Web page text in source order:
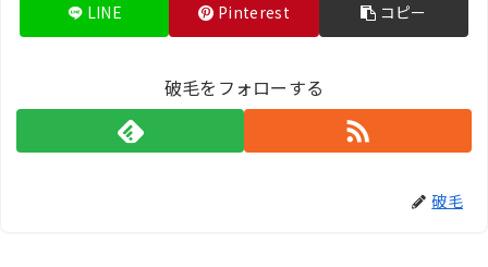
LINE Pinterest コピー
破毛をフォローする
破毛